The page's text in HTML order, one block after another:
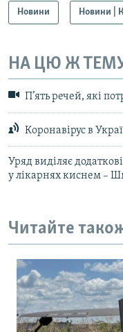
Новини Новини |
НА ЦЮ Ж
П’ять речей, які
Коронавірус в
Уряд виділяє
у лікарнях киснем –
Читайте